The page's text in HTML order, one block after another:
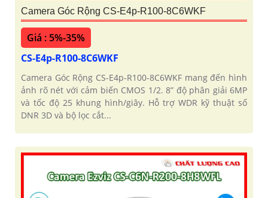
Camera Góc Rộng CS-E4p-R100-8C6WKF
Giá : 5%-35%
CS-E4p-R100-8C6WKF
Camera Góc Rộng CS-E4p-R100-8C6WKF mang đến hình
ảnh rõ nét với cảm biến CMOS 1/2. 8” độ phân giải 6MP
và tốc độ 25 khung hình/giây. Hỗ trợ WDR kỹ thuật số
DNR 3D và bộ lọc cắt...